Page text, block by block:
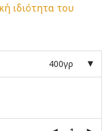
ιδιότητα του
400γρ